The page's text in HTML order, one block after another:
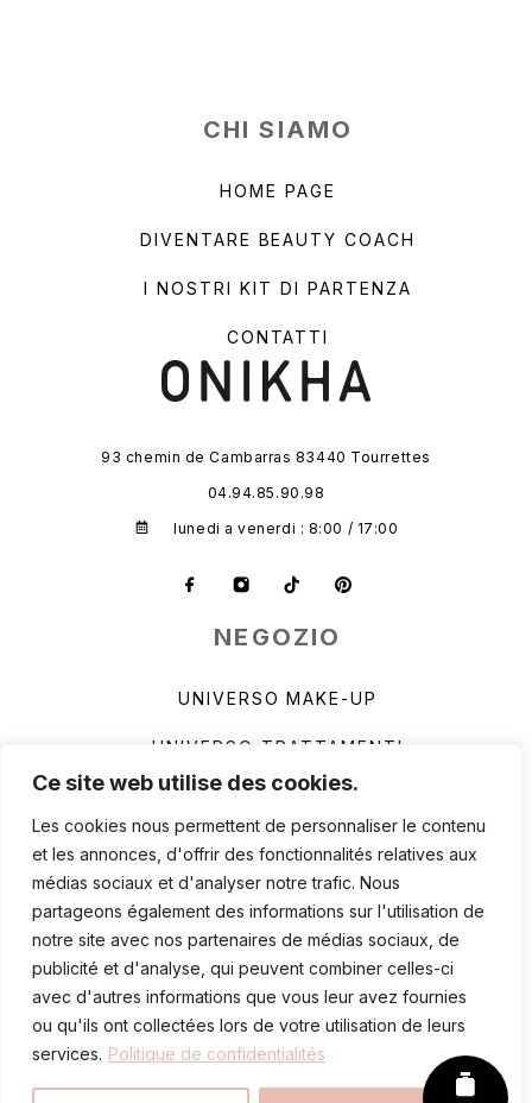
Ce site web utilise des cookies.
Les cookies nous permettent de personnaliser le contenu
et les annonces, d'offrir des fonctionnalités relatives aux
médias sociaux et d'analyser notre trafic. Nous
partageons également des informations sur l'utilisation de
notre site avec nos partenaires de médias sociaux, de
publicité et d'analyse, qui peuvent combiner celles-ci
avec d'autres informations que vous leur avez fournies
ou qu'ils ont collectées lors de votre utilisation de leurs
services. Politique de confidentialités
CHI SIAMO
HOME PAGE
DIVENTARE BEAUTY COACH
I NOSTRI KIT DI PARTENZA
CONTATTI
93 chemin de Cambarras 83440 Tourrettes
04.94.85.90.98
lunedi a venerdi : 8:00 / 17:00
NEGOZIO
UNIVERSO MAKE-UP
UNIVERSO TRATTAMENTI
UNIVERSO OLFATTIVO
INTEGRATORI ALIMENTARI
DIAGNOSI DELLA PELLE
CONDIZIONI GENERALI DI VENDITA
2025 ONIKHA FRANCE
Informativa legale–Informativa sulla
privacy